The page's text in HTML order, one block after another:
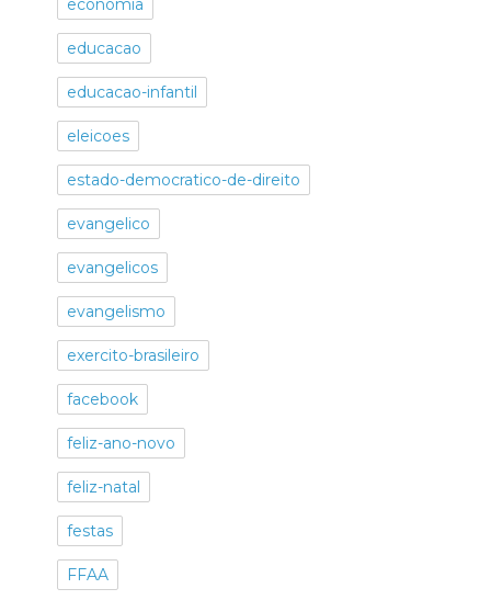
economia
educacao
educacao-infantil
eleicoes
estado-democratico-de-direito
evangelico
evangelicos
evangelismo
exercito-brasileiro
facebook
feliz-ano-novo
feliz-natal
festas
FFAA